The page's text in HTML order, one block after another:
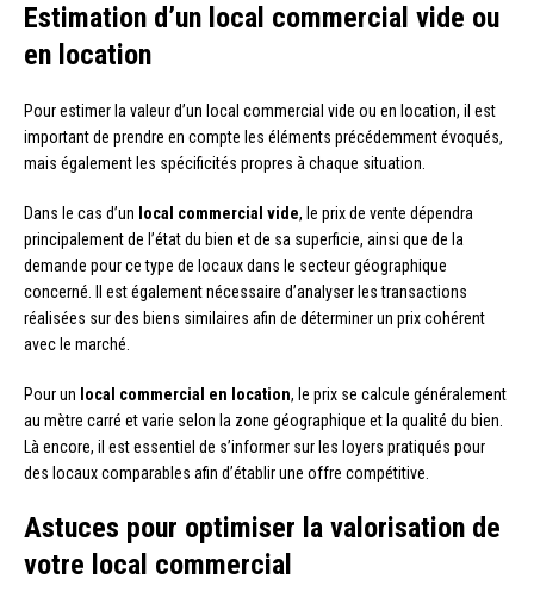
Estimation d’un local commercial vide ou
en location
Pour estimer la valeur d’un local commercial vide ou en location, il est
important de prendre en compte les éléments précédemment évoqués,
mais également les spécificités propres à chaque situation.
Dans le cas d’un local commercial vide, le prix de vente dépendra
principalement de l’état du bien et de sa superficie, ainsi que de la
demande pour ce type de locaux dans le secteur géographique
concerné. Il est également nécessaire d’analyser les transactions
réalisées sur des biens similaires afin de déterminer un prix cohérent
avec le marché.
Pour un local commercial en location, le prix se calcule généralement
au mètre carré et varie selon la zone géographique et la qualité du bien.
Là encore, il est essentiel de s’informer sur les loyers pratiqués pour
des locaux comparables afin d’établir une offre compétitive.
Astuces pour optimiser la valorisation de
votre local commercial